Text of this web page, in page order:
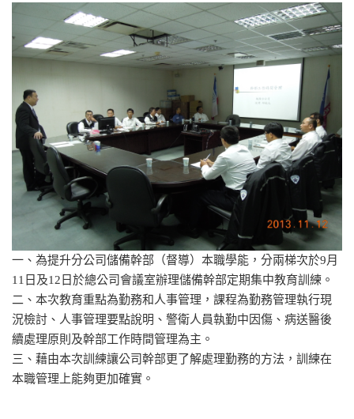
一、為提升分公司儲備幹部（督導）本職學能，分兩梯次於9月
11日及12日於總公司會議室辦理儲備幹部定期集中教育訓練。
二、本次教育重點為勤務和人事管理，課程為勤務管理執行現
況檢討、人事管理要點說明、警衛人員執勤中因傷、病送醫後
續處理原則及幹部工作時間管理為主。
三、藉由本次訓練讓公司幹部更了解處理勤務的方法，訓練在
本職管理上能夠更加確實。